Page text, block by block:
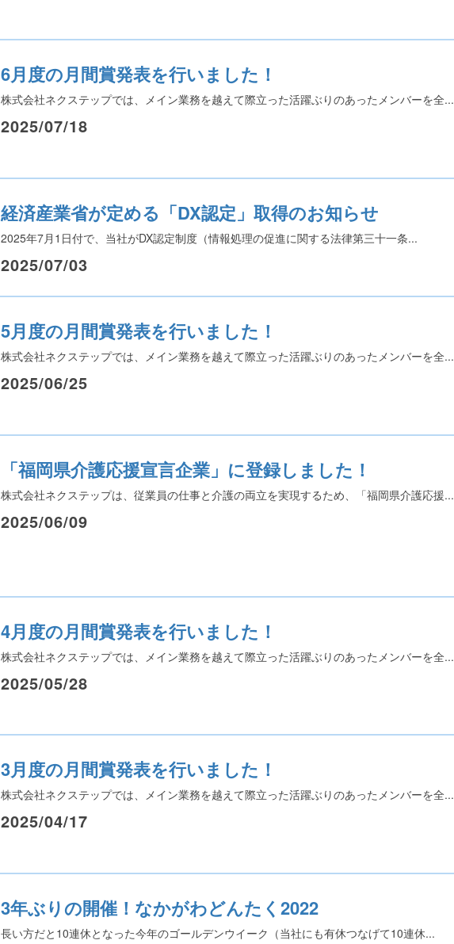
6月度の月間賞発表を行いました！
株式会社ネクステップでは、メイン業務を越えて際立った活躍ぶりのあったメンバーを全...
2025/07/18
経済産業省が定める「DX認定」取得のお知らせ
2025年7月1日付で、当社がDX認定制度（情報処理の促進に関する法律第三十一条...
2025/07/03
5月度の月間賞発表を行いました！
株式会社ネクステップでは、メイン業務を越えて際立った活躍ぶりのあったメンバーを全...
2025/06/25
「福岡県介護応援宣言企業」に登録しました！
株式会社ネクステップは、従業員の仕事と介護の両立を実現するため、「福岡県介護応援...
2025/06/09
4月度の月間賞発表を行いました！
株式会社ネクステップでは、メイン業務を越えて際立った活躍ぶりのあったメンバーを全...
2025/05/28
3月度の月間賞発表を行いました！
株式会社ネクステップでは、メイン業務を越えて際立った活躍ぶりのあったメンバーを全...
2025/04/17
3年ぶりの開催！なかがわどんたく2022
長い方だと10連休となった今年のゴールデンウイーク（当社にも有休つなげて10連休...